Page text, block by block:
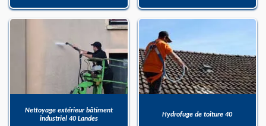
Nettoyage extérieur bâtiment
industriel 40 Landes
Hydrofuge de toiture 40